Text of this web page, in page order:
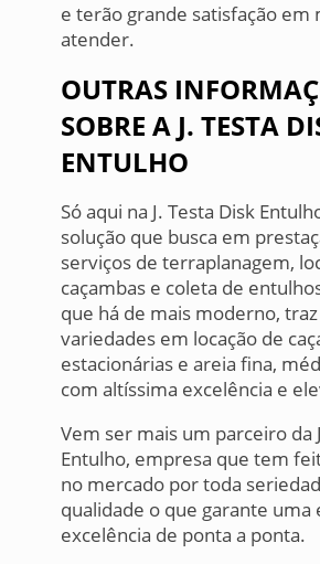
e terão grande satisfação em
atender.
OUTRAS
SOBRE A J. TESTA
ENTULHO
Só aqui na J. Testa Disk
solução que busca em
serviços de terraplanagem,
caçambas e coleta de
que há de mais moderno,
variedades em locação de
estacionárias e areia fina,
com altíssima excelência e
Vem ser mais um parceiro da
Entulho, empresa que tem
no mercado por toda
qualidade o que garante uma
excelência de ponta a ponta.